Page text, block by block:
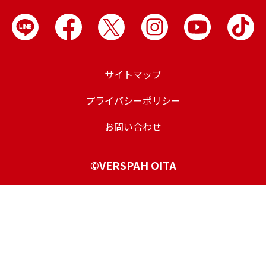
サイトマップ
プライバシーポリシー
お問い合わせ
©VERSPAH OITA